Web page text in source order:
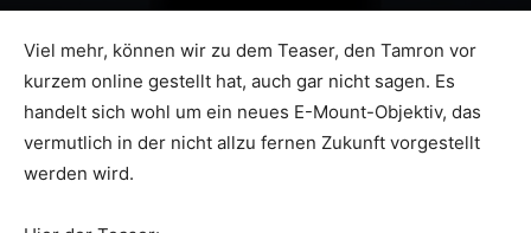
Viel mehr, können wir zu dem Teaser, den Tamron vor
kurzem online gestellt hat, auch gar nicht sagen. Es
handelt sich wohl um ein neues E-Mount-Objektiv, das
vermutlich in der nicht allzu fernen Zukunft vorgestellt
werden wird.